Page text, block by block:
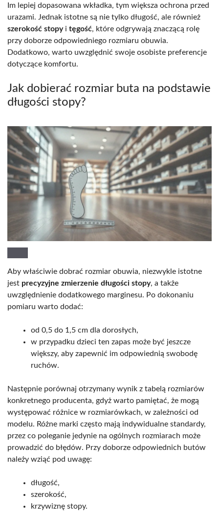
Im lepiej dopasowana wkładka, tym większa ochrona przed
urazami. Jednak istotne są nie tylko długość, ale również
szerokość stopyi tęgość, które odgrywają znaczącą rolę
przy doborze odpowiedniego rozmiaru obuwia.
Dodatkowo, warto uwzględnić swoje osobiste preferencje
dotyczące komfortu.
Jak dobierać rozmiar buta na podstawie
długości stopy?
Aby właściwie dobrać rozmiar obuwia, niezwykle istotne
jest precyzyjne zmierzenie długości stopy, a także
uwzględnienie dodatkowego marginesu. Po dokonaniu
pomiaru warto dodać:
od 0,5 do 1,5 cm dla dorosłych,
w przypadku dzieci ten zapas może być jeszcze
większy, aby zapewnić im odpowiednią swobodę
ruchów.
Następnie porównaj otrzymany wynik z tabelą rozmiarów
konkretnego producenta, gdyż warto pamiętać, że mogą
występować różnice w rozmiarówkach, w zależności od
modelu. Różne marki często mają indywidualne standardy,
przez co poleganie jedynie na ogólnych rozmiarach może
prowadzić do błędów. Przy doborze odpowiednich butów
należy wziąć pod uwagę:
długość,
szerokość,
krzywiznę stopy.